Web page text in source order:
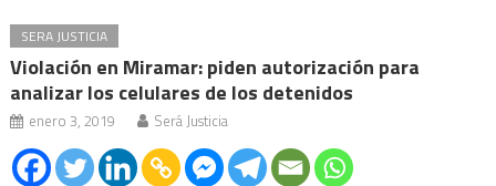
SERA JUSTICIA
Violación en Miramar: piden autorización para
analizar los celulares de los detenidos
enero 3, 2019 Será Justicia